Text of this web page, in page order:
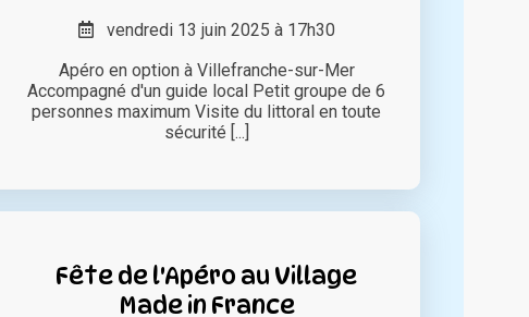
vendredi 13 juin 2025 à 17h30
Apéro en option à Villefranche-sur-Mer
Accompagné d'un guide local Petit groupe de 6
personnes maximum Visite du littoral en toute
sécurité [...]
Fête de l'Apéro au Village
Made in France